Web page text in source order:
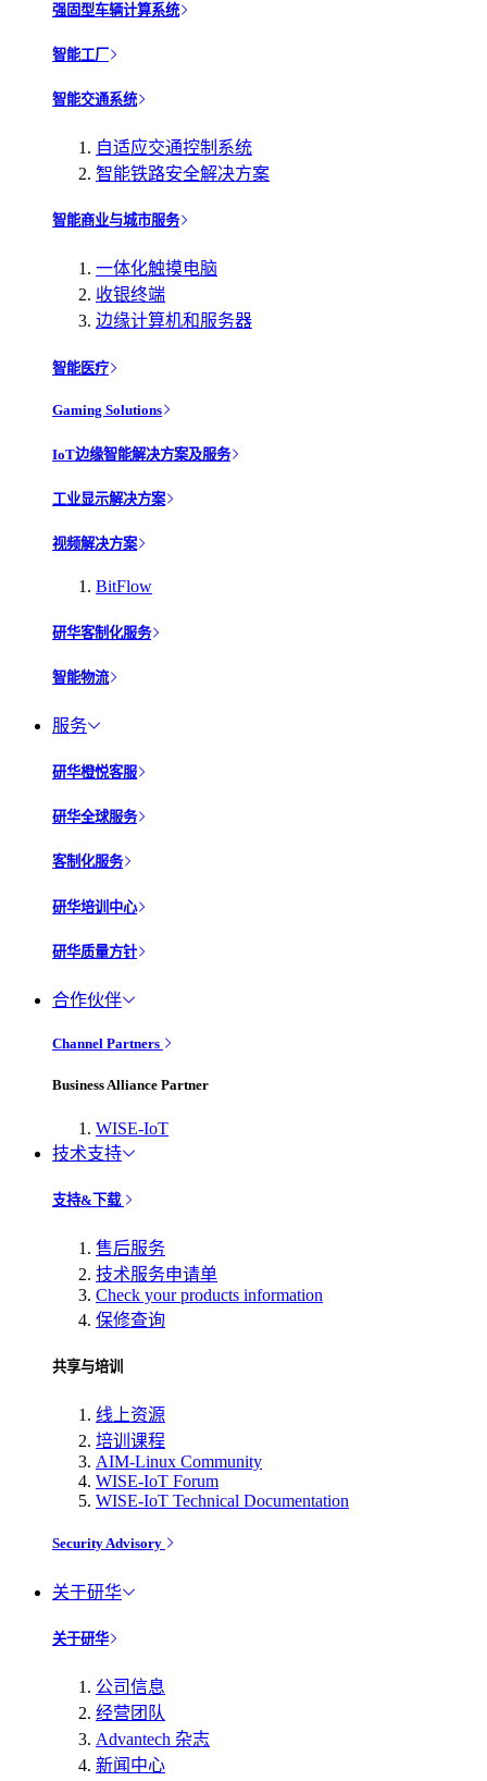
强固型车辆计算系统
智能工厂
智能交通系统
自适应交通控制系统
智能铁路安全解决方案
智能商业与城市服务
一体化触摸电脑
收银终端
边缘计算机和服务器
智能医疗
Gaming Solutions
IoT边缘智能解决方案及服务
工业显示解决方案
视频解决方案
BitFlow
研华客制化服务
智能物流
服务
研华橙悦客服
研华全球服务
客制化服务
研华培训中心
研华质量方针
合作伙伴
Channel Partners
Business Alliance Partner
WISE-IoT
技术支持
支持&下载
售后服务
技术服务申请单
Check your products information
保修查询
共享与培训
线上资源
培训课程
AIM-Linux Community
WISE-IoT Forum
WISE-IoT Technical Documentation
Security Advisory
关于研华
关于研华
公司信息
经营团队
Advantech 杂志
新闻中心